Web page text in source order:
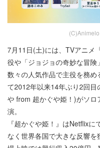
7月11日(土)には、TVアニメ
役や「ジョジョの奇妙な冒険
数々の人気作品で主役を務
て2012年以来14年ぶり2回
や from 超かぐや姫！)がソロ
演。
『超かぐや姫！』はNetflix
なく世界各国で大きな反響